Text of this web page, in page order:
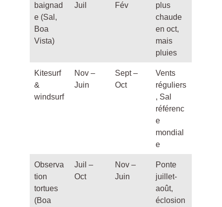
baignad
e (Sal,
Boa
Vista)
Juil
Fév
plus
chaude
en oct,
mais
pluies
Kitesurf
&
windsurf
Nov –
Juin
Sept –
Oct
Vents
réguliers
, Sal
référenc
e
mondial
e
Observa
tion
tortues
(Boa
Juil –
Oct
Nov –
Juin
Ponte
juillet-
août,
éclosion